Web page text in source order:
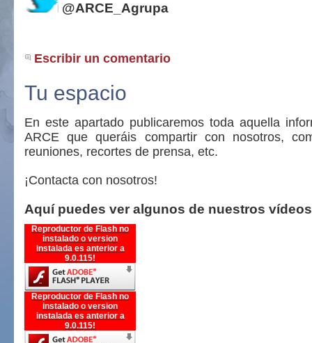
@ARCE_Agrupa
Escribir un comentario
Tu espacio
En este apartado publicaremos toda aquella
ARCE que queráis compartir con nosotros,
reuniones, recortes de prensa, etc.
¡Contacta con nosotros!
Aquí puedes ver algunos de nuestros vídeos
Reproductor de Flash no
instalado o version
instalada es anterior a
9.0.115!
Reproductor de Flash no
instalado o version
instalada es anterior a
9.0.115!